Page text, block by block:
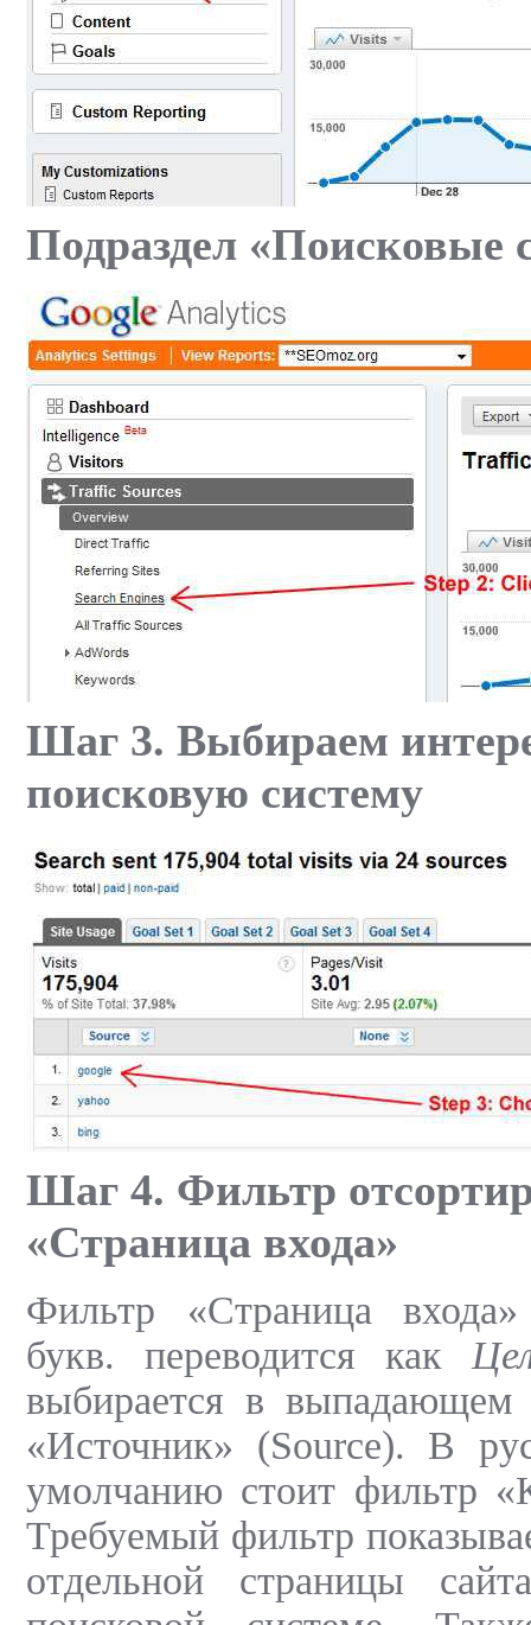
Подраздел «Поисковые
Шаг 3. Выбираем
поисковую систему
Шаг 4. Фильтр
«Страница входа»
Фильтр «Страница
букв. переводится как
выбирается в выпадающем
«Источник» (Source). В
умолчанию стоит фильтр
Требуемый фильтр
отдельной страницы